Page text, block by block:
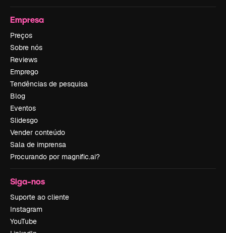
Empresa
Preços
Sobre nós
Reviews
Emprego
Tendências de pesquisa
Blog
Eventos
Slidesgo
Vender conteúdo
Sala de imprensa
Procurando por magnific.ai?
Siga-nos
Suporte ao cliente
Instagram
YouTube